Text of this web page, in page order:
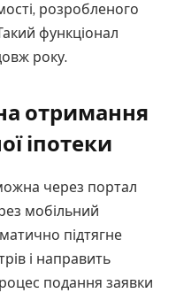
розробленого
функціонал
року.
отримання
іпотеки
через портал
мобільний
підтягне
і направить
подання заявки